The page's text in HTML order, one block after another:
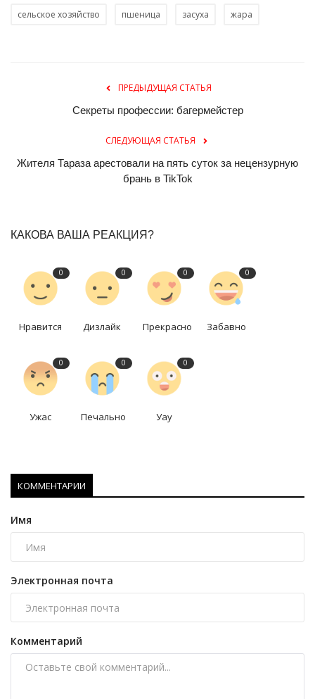
сельское хозяйство пшеница засуха жара
ПРЕДЫДУЩАЯ СТАТЬЯ
Секреты профессии: багермейстер
СЛЕДУЮЩАЯ СТАТЬЯ
Жителя Тараза арестовали на пять суток за нецензурную
брань в TikTok
КАКОВА ВАША РЕАКЦИЯ?
0
Нравится
0
Дизлайк
0
Прекрасно
0
Забавно
0
Ужас
0
Печально
0
Уау
КОММЕНТАРИИ
Имя
Электронная почта
Комментарий